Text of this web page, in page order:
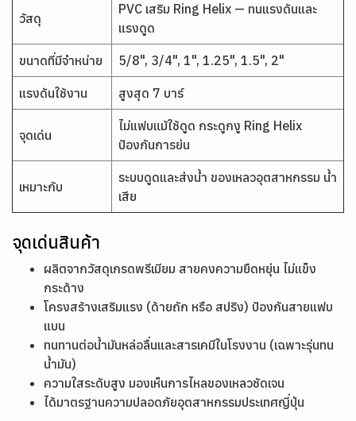
วัสดุ
PVC เสริม Ring Helix — ทนแรงดันและ
แรงดูด
ขนาดที่มีจำหน่าย 5/8", 3/4", 1", 1.25", 1.5", 2"
แรงดันใช้งาน สูงสุด 7 บาร์
จุดเด่น
ไม่แฟบแม้ใช้ดูด กระดูกงู Ring Helix
ป้องกันการย่น
เหมาะกับ
ระบบดูดและส่งน้ำ ของเหลวอุตสาหกรรม น้ำ
เสีย
จุดเด่นสินค้า
ผลิตจากวัสดุเกรดพรีเมียม สายคงความยืดหยุ่น ไม่แข็ง
กระด้าง
โครงสร้างเสริมแรง (ด้ายถัก หรือ สปริง) ป้องกันสายแฟบ
แบน
ทนทานต่อน้ำมันหล่อลื่นและสารเคมีในโรงงาน (เฉพาะรุ่นทน
น้ำมัน)
ความใสระดับสูง มองเห็นการไหลของเหลวชัดเจน
ได้มาตรฐานความปลอดภัยอุตสาหกรรมประเทศญี่ปุ่น